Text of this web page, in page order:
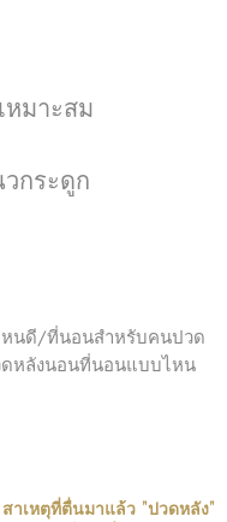
มาะสม
กระดูก
หนดี/ที่นอนสำหรับคนปวด
ดหลังนอนที่นอนแบบไหน
สาเหตุที่ตื่นมาแล้ว "ปวดหลัง"